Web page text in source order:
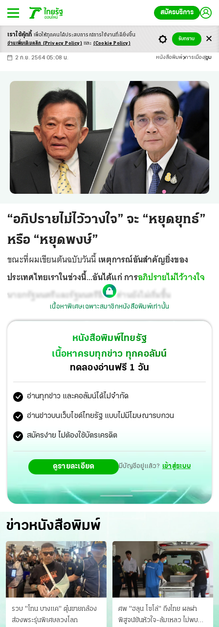
สมัครบริการ
-ก ก ก+
2 ก.ย. 2564 05:08 น. หนังสือพิมพ์ การเมืองซูม
“อภิปรายไม่ไว้วางใจ” จะ “หยุดยุทธ์”
หรือ “หยุดพงษ์”
ขณะที่ผมเขียนต้นฉบับวันนี้ เหตุการณ์อันสำคัญยิ่งของ
ประเทศไทยเราในช่วงนี้...อันได้แก่ การอภิปรายไม่ไว้วางใจ
นายกรัฐมนตรีและรัฐมนตรีอีก 5 ท่านยังไม่เริ่มขึ้น
เนื้อหาพิเศษเฉพาะสมาชิกหนังสือพิมพ์เท่านั้น
หนังสือพิมพ์ไทยรัฐ
เนื้อหาครบทุกข่าว ทุกคอลัมน์
ทดลองอ่านฟรี 1 วัน
อ่านทุกข่าว และคอลัมน์ได้ไม่จำกัด
อ่านข่าวบนเว็บไซต์ไทยรัฐ แบบไม่มีโฆษณารบกวน
สมัครง่าย ไม่ต้องใช้บัตรเครดิต
ดูรายละเอียด มีบัญชีอยู่แล้ว? เข้าสู่ระบบ
ข่าวหนังสือพิมพ์
รวบ "โทน บางแค" ตุ๋นขายกล้อง
ส่องพระรุ่นพิเศษลวงโลก
ศพ "ฮลุน โซโล่" ถึงไทย ผลผ่า
พิสูจน์ยันหัวใจ-ล้มเหลว ไม่พบ
เราใช้คุ้กกี้ เพื่อให้ทุกคนได้ประสบการณ์การใช้งานที่ดียิ่งขึ้น
อ่านเพิ่มเติมคลิก (Privacy Policy) และ (Cookie Policy)
รับทราบ